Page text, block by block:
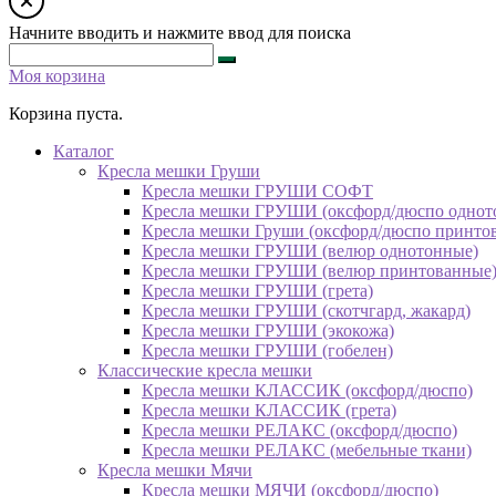
Начните вводить и нажмите ввод для поиска
Моя корзина
Корзина пуста.
Каталог
Кресла мешки Груши
Кресла мешки ГРУШИ СОФТ
Кресла мешки ГРУШИ (оксфорд/дюспо
Кресла мешки Груши (оксфорд/дюспо
Кресла мешки ГРУШИ (велюр однотонные)
Кресла мешки ГРУШИ (велюр принтованные)
Кресла мешки ГРУШИ (грета)
Кресла мешки ГРУШИ (скотчгард, жакард)
Кресла мешки ГРУШИ (экокожа)
Кресла мешки ГРУШИ (гобелен)
Классические кресла мешки
Кресла мешки КЛАССИК (оксфорд/дюспо)
Кресла мешки КЛАССИК (грета)
Креслa мешки РЕЛАКС (оксфорд/дюспо)
Креслa мешки РЕЛАКС (мебельные ткани)
Кресла мешки Мячи
Кресла мешки МЯЧИ (оксфорд/дюспо)